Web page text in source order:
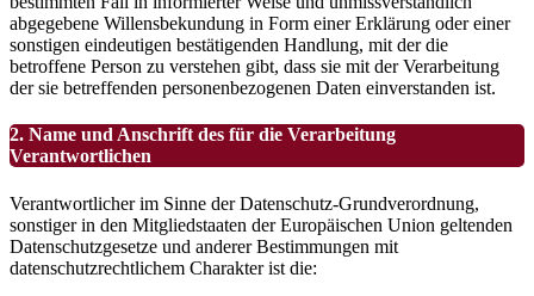
abgegebene Willensbekundung in Form einer Erklärung oder einer
sonstigen eindeutigen bestätigenden Handlung, mit der die
betroffene Person zu verstehen gibt, dass sie mit der Verarbeitung
der sie betreffenden personenbezogenen Daten einverstanden ist.
2. Name und Anschrift des für die Verarbeitung
Verantwortlichen
Verantwortlicher im Sinne der Datenschutz-Grundverordnung,
sonstiger in den Mitgliedstaaten der Europäischen Union geltenden
Datenschutzgesetze und anderer Bestimmungen mit
datenschutzrechtlichem Charakter ist die: